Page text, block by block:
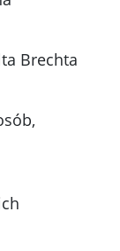
Brechta